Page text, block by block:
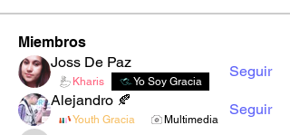
Miembros
Joss De Paz
Kharis Yo Soy Gracia
Seguir
Alejandro 🍂
Youth Gracia Multimedia
Seguir